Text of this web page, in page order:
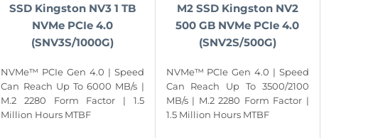
SSD Kingston NV3 1 TB
NVMe PCIe 4.0
(SNV3S/1000G)
NVMe™ PCIe Gen 4.0 | Speed
Can Reach Up To 6000 MB/s |
M.2 2280 Form Factor | 1.5
Million Hours MTBF
M2 SSD Kingston NV2
500 GB NVMe PCIe 4.0
(SNV2S/500G)
NVMe™ PCIe Gen 4.0 | Speed
Can Reach Up To 3500/2100
MB/s | M.2 2280 Form Factor |
1.5 Million Hours MTBF